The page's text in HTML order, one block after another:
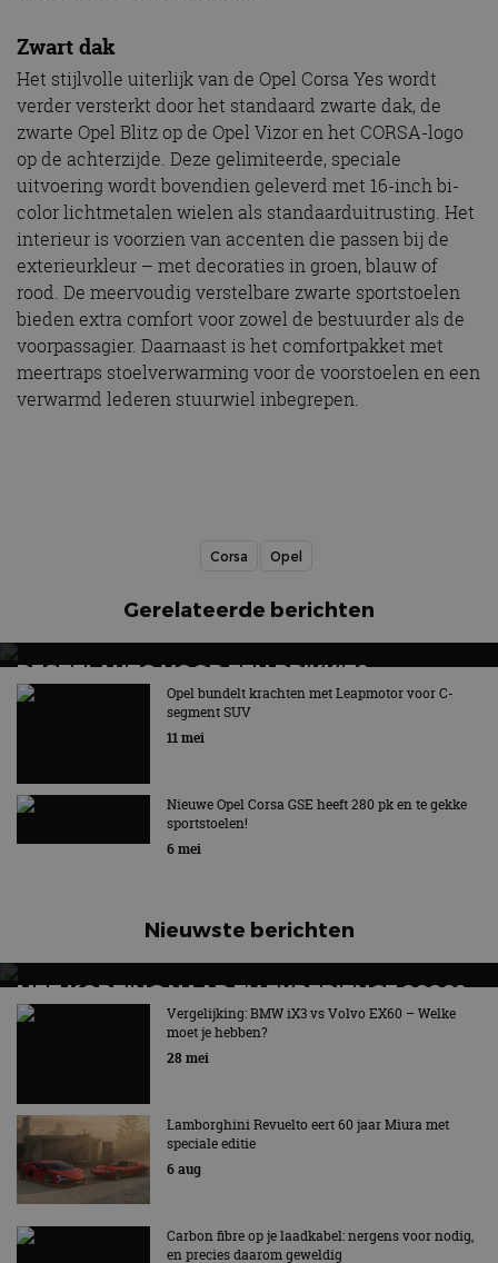
Zwart dak
Het stijlvolle uiterlijk van de Opel Corsa Yes wordt
verder versterkt door het standaard zwarte dak, de
zwarte Opel Blitz op de Opel Vizor en het CORSA-logo
op de achterzijde. Deze gelimiteerde, speciale
uitvoering wordt bovendien geleverd met 16-inch bi-
color lichtmetalen wielen als standaarduitrusting. Het
interieur is voorzien van accenten die passen bij de
exterieurkleur – met decoraties in groen, blauw of
rood. De meervoudig verstelbare zwarte sportstoelen
bieden extra comfort voor zowel de bestuurder als de
voorpassagier. Daarnaast is het comfortpakket met
meertraps stoelverwarming voor de voorstoelen en een
verwarmd lederen stuurwiel inbegrepen.
Corsa Opel
Gerelateerde berichten
BESTELAUTO VOOR EEN PRIKKIE?
STELLANTIS KOMT MET SMART COMPACT
Opel bundelt krachten met Leapmotor voor C-
segment SUV
11 mei
Nieuwe Opel Corsa GSE heeft 280 pk en te gekke
sportstoelen!
6 mei
Nieuwste berichten
MET KORTING NAAR EV EXPERIENCE 2026?
AUTORAI REGELT HET!
EV Experience 2026 van 24 tot 26 september
Vergelijking: BMW iX3 vs Volvo EX60 – Welke
moet je hebben?
28 mei
Lamborghini Revuelto eert 60 jaar Miura met
speciale editie
6 aug
Carbon fibre op je laadkabel: nergens voor nodig,
en precies daarom geweldig